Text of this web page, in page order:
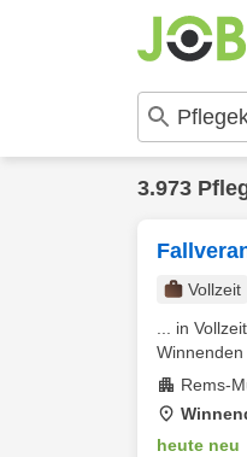
3.973
Vollzeit
... in
Winnenden
Rems-
heute neu